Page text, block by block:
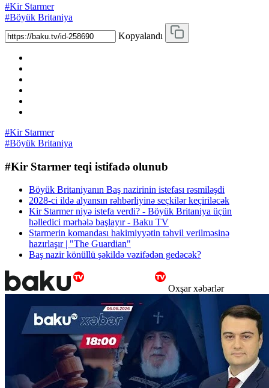
#Kir Starmer
#Böyük Britaniya
Kopyalandı
#Kir Starmer
#Böyük Britaniya
#Kir Starmer teqi istifadə olunub
Böyük Britaniyanın Baş nazirinin istefası rəsmiləşdi
2028-ci ildə alyansın rəhbərliyinə seçkilər keçiriləcək
Kir Starmer niyə istefa verdi? - Böyük Britaniya üçün
həlledici mərhələ başlayır - Baku TV
Starmerin komandası hakimiyyətin təhvil verilməsinə
hazırlaşır | "The Guardian"
Baş nazir könüllü şəkildə vəzifədən gedəcək?
Oxşar xəbərlər